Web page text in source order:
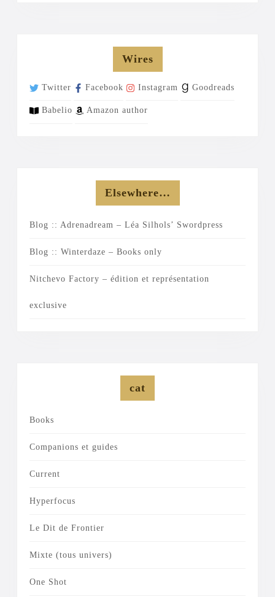
Wires
Twitter Facebook Instagram Goodreads
Babelio Amazon author
Elsewhere…
Blog :: Adrenadream – Léa Silhols’ Swordpress
Blog :: Winterdaze – Books only
Nitchevo Factory – édition et représentation
exclusive
cat
Books
Companions et guides
Current
Hyperfocus
Le Dit de Frontier
Mixte (tous univers)
One Shot